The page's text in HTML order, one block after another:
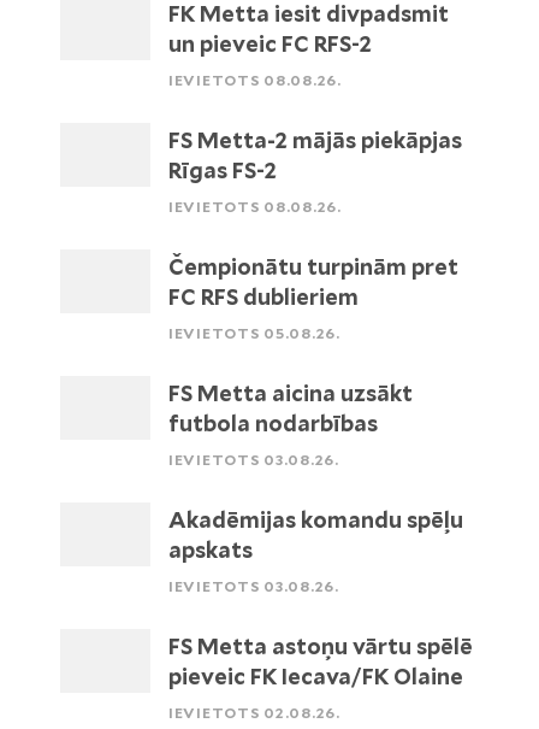
FK Metta iesit divpadsmit
un pieveic FC RFS-2
IEVIETOTS 08.08.26.
FS Metta-2 mājās piekāpjas
Rīgas FS-2
IEVIETOTS 08.08.26.
Čempionātu turpinām pret
FC RFS dublieriem
IEVIETOTS 05.08.26.
FS Metta aicina uzsākt
futbola nodarbības
IEVIETOTS 03.08.26.
Akadēmijas komandu spēļu
apskats
IEVIETOTS 03.08.26.
FS Metta astoņu vārtu spēlē
pieveic FK Iecava/FK Olaine
IEVIETOTS 02.08.26.